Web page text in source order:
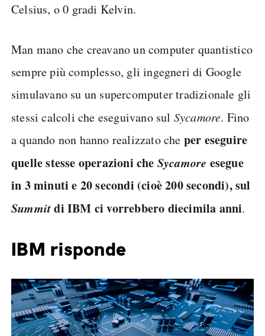
Celsius, o 0 gradi Kelvin.
Man mano che creavano un computer quantistico
sempre più complesso, gli ingegneri di Google
simulavano su un supercomputer tradizionale gli
stessi calcoli che eseguivano sul Sycamore. Fino
a quando non hanno realizzato che per eseguire
quelle stesse operazioni che Sycamore esegue
in 3 minuti e 20 secondi (cioè 200 secondi), sul
Summitdi IBM ci vorrebbero diecimila anni.
IBM risponde